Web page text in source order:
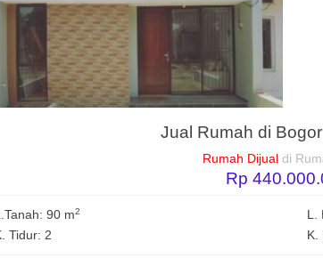
Jual Rumah di
Rumah Dijual di
Rp
L.Tanah: 90 m2
Tidur: 2 K.